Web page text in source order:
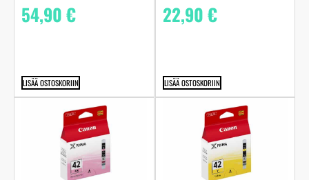
54,90€
LISÄÄ OSTOSKORIIN
22,90€
LISÄÄ OSTOSKORIIN